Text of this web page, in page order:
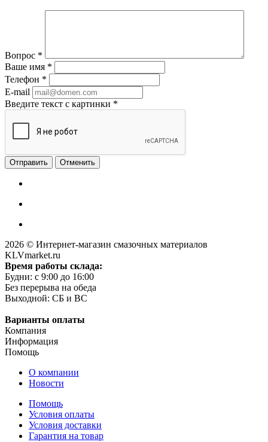
Вопрос *
Ваше имя *
Телефон *
E-mail
Введите текст с картинки *
Отменить
2026 © Интернет-магазин смазочных материалов
KLVmarket.ru
Время работы склада:
Будни: c 9:00 до 16:00
Без перерыва на обеда
Выходной: СБ и ВС
Варианты оплаты
Компания
Информация
Помощь
О компании
Новости
Помощь
Условия оплаты
Условия доставки
Гарантия на товар